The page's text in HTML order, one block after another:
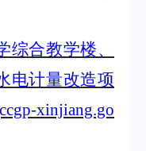
综合教学楼、
电计量改造项
xinjiang.go